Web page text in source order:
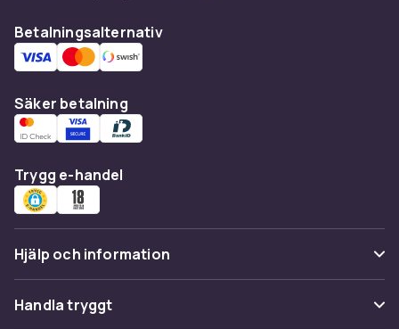
Betalningsalternativ
Säker betalning
Trygg e-handel
Hjälp och information
Vanliga frågor
Handla tryggt